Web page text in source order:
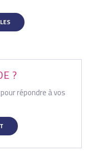
?
répondre à vos